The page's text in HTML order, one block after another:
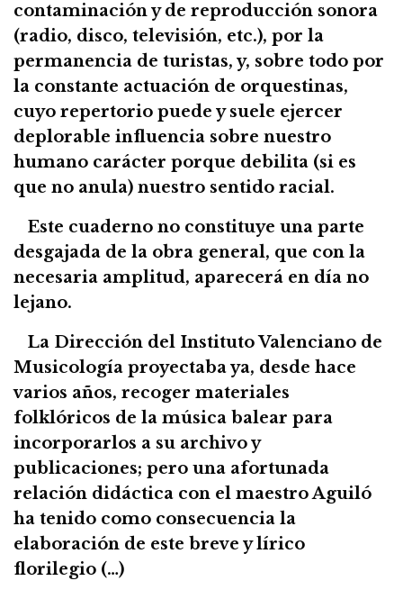
contaminación y de reproducción sonora
(radio, disco, televisión, etc.), por la
permanencia de turistas, y, sobre todo por
la constante actuación de orquestinas,
cuyo repertorio puede y suele ejercer
deplorable influencia sobre nuestro
humano carácter porque debilita (si es
que no anula) nuestro sentido racial.
Este cuaderno no constituye una parte
desgajada de la obra general, que con la
necesaria amplitud, aparecerá en día no
lejano.
La Dirección del Instituto Valenciano de
Musicología proyectaba ya, desde hace
varios años, recoger materiales
folklóricos de la música balear para
incorporarlos a su archivo y
publicaciones; pero una afortunada
relación didáctica con el maestro Aguiló
ha tenido como consecuencia la
elaboración de este breve y lírico
florilegio (…)